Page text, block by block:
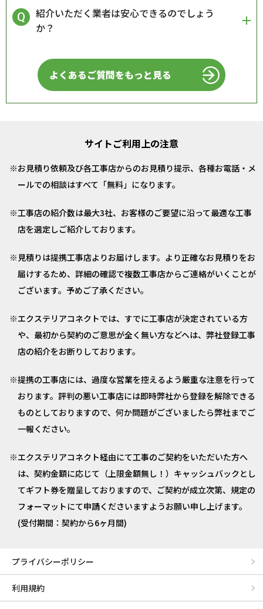
紹介いただく業者は安心できるのでしょう
か？
よくあるご質問をもっと見る
サイトご利用上の注意
お見積り依頼及び各工事店からのお見積り提示、各種お電話・メ
ールでの相談はすべて「無料」になります。
工事店の紹介数は最大3社、お客様のご要望に沿って最適な工事
店を選定しご紹介しております。
見積りは提携工事店よりお届けします。より正確なお見積りをお
届けするため、詳細の確認で複数工事店からご連絡がいくことが
ございます。予めご了承ください。
エクステリアコネクトでは、すでに工事店が決定されている方
や、最初から契約のご意思が全く無い方などへは、弊社登録工事
店の紹介をお断りしております。
提携の工事店には、過度な営業を控えるよう厳重な注意を行って
おります。評判の悪い工事店には即時弊社から登録を解除できる
ものとしておりますので、何か問題がございましたら弊社までご
一報ください。
エクステリアコネクト経由にて工事のご契約をいただいた方へ
は、契約金額に応じて（上限金額無し！）キャッシュバックとし
てギフト券を贈呈しておりますので、ご契約が成立次第、規定の
フォーマットにて申請くださいますようお願い申し上げます。
(受付期間：契約から6ヶ月間)
プライバシーポリシー
利用規約